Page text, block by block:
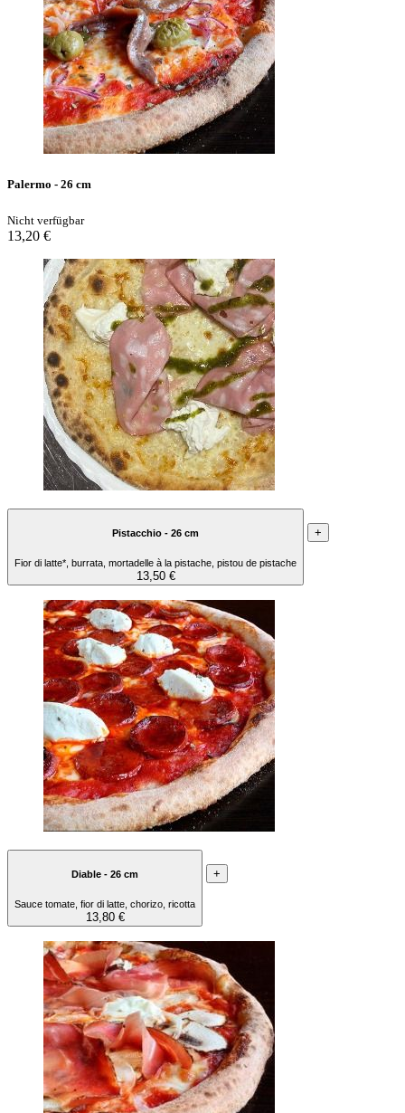
Palermo - 26 cm
Nicht verfügbar
13,20 €
Pistacchio - 26 cm
Fior di latte*, burrata, mortadelle à la pistache, pistou de pistache
13,50 €
+
Diable - 26 cm
Sauce tomate, fior di latte, chorizo, ricotta
13,80 €
+